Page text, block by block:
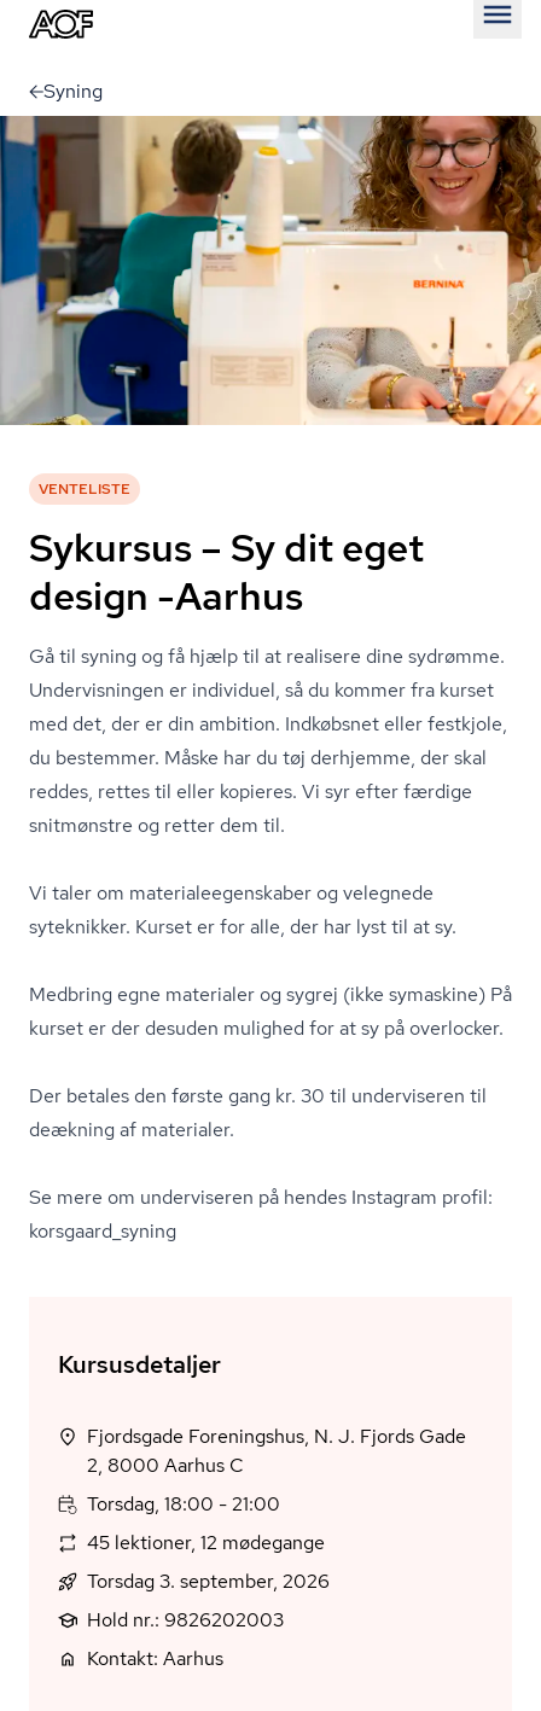
Syning
VENTELISTE
Sykursus – Sy dit eget
design -Aarhus
Gå til syning og få hjælp til at realisere dine sydrømme.
Undervisningen er individuel, så du kommer fra kurset
med det, der er din ambition. Indkøbsnet eller festkjole,
du bestemmer. Måske har du tøj derhjemme, der skal
reddes, rettes til eller kopieres. Vi syr efter færdige
snitmønstre og retter dem til.
Vi taler om ma­te­ri­a­le­e­gen­ska­ber og velegnede
syteknikker. Kurset er for alle, der har lyst til at sy.
Medbring egne materialer og sygrej (ikke symaskine) På
kurset er der desuden mulighed for at sy på overlocker.
Der betales den første gang kr. 30 til underviseren til
deækning af materialer.
Se mere om underviseren på hendes Instagram profil:
korsgaard_syning
Kursusdetaljer
Fjordsgade Foreningshus, N. J. Fjords Gade
2, 8000 Aarhus C
Torsdag, 18:00 - 21:00
45 lektioner, 12 mødegange
Torsdag 3. september, 2026
Hold nr.: 9826202003
Kontakt: Aarhus